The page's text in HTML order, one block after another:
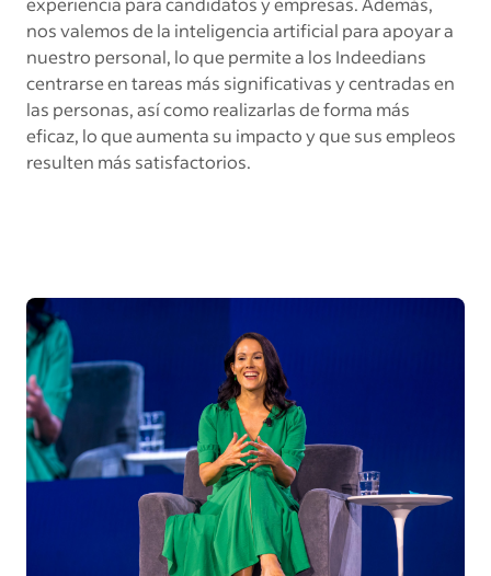
nos valemos de la inteligencia artificial para apoyar a
nuestro personal, lo que permite a los Indeedians
centrarse en tareas más significativas y centradas en
las personas, así como realizarlas de forma más
eficaz, lo que aumenta su impacto y que sus empleos
resulten más satisfactorios.